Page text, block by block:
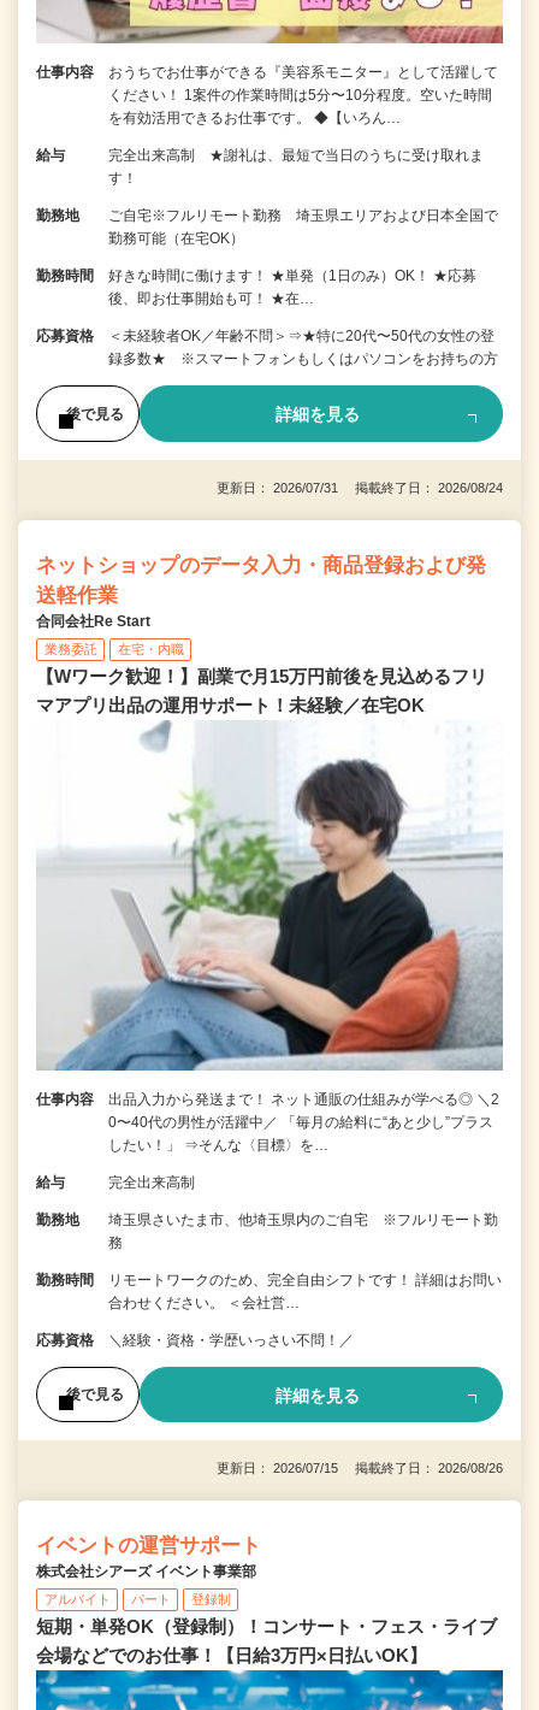
仕事内容
おうちでお仕事ができる『美容系モニター』として活躍して
ください！ 1案件の作業時間は5分〜10分程度。空いた時間
を有効活用できるお仕事です。 ◆【いろん…
給与
完全出来高制 ★謝礼は、最短で当日のうちに受け取れま
す！
勤務地
ご自宅※フルリモート勤務 埼玉県エリアおよび日本全国で
勤務可能（在宅OK）
勤務時間
好きな時間に働けます！ ★単発（1日のみ）OK！ ★応募
後、即お仕事開始も可！ ★在…
応募資格
＜未経験者OK／年齢不問＞⇒★特に20代〜50代の女性の登
録多数★ ※スマートフォンもしくはパソコンをお持ちの方
後で見る 詳細を見る
更新日： 2026/07/31 掲載終了日： 2026/08/24
ネットショップのデータ入力・商品登録および発
送軽作業
合同会社Re Start
業務委託 在宅・内職
【Wワーク歓迎！】副業で月15万円前後を見込めるフリ
マアプリ出品の運用サポート！未経験／在宅OK
仕事内容
出品入力から発送まで！ ネット通販の仕組みが学べる◎ ＼2
0〜40代の男性が活躍中／ 「毎月の給料に“あと少し”プラス
したい！」 ⇒そんな〈目標〉を…
給与 完全出来高制
勤務地
埼玉県さいたま市、他埼玉県内のご自宅 ※フルリモート勤
務
勤務時間
リモートワークのため、完全自由シフトです！ 詳細はお問い
合わせください。 ＜会社営…
応募資格 ＼経験・資格・学歴いっさい不問！／
後で見る 詳細を見る
更新日： 2026/07/15 掲載終了日： 2026/08/26
イベントの運営サポート
株式会社シアーズ イベント事業部
アルバイト パート 登録制
短期・単発OK（登録制）！コンサート・フェス・ライブ
会場などでのお仕事！【日給3万円×日払いOK】